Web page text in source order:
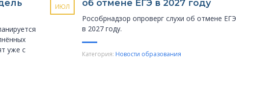
уже с
ИЮЛ
об отмене ЕГЭ в 2027 году
Рособрнадзор опроверг слухи об отмене ЕГЭ
в 2027 году.
Категория: Новости образования